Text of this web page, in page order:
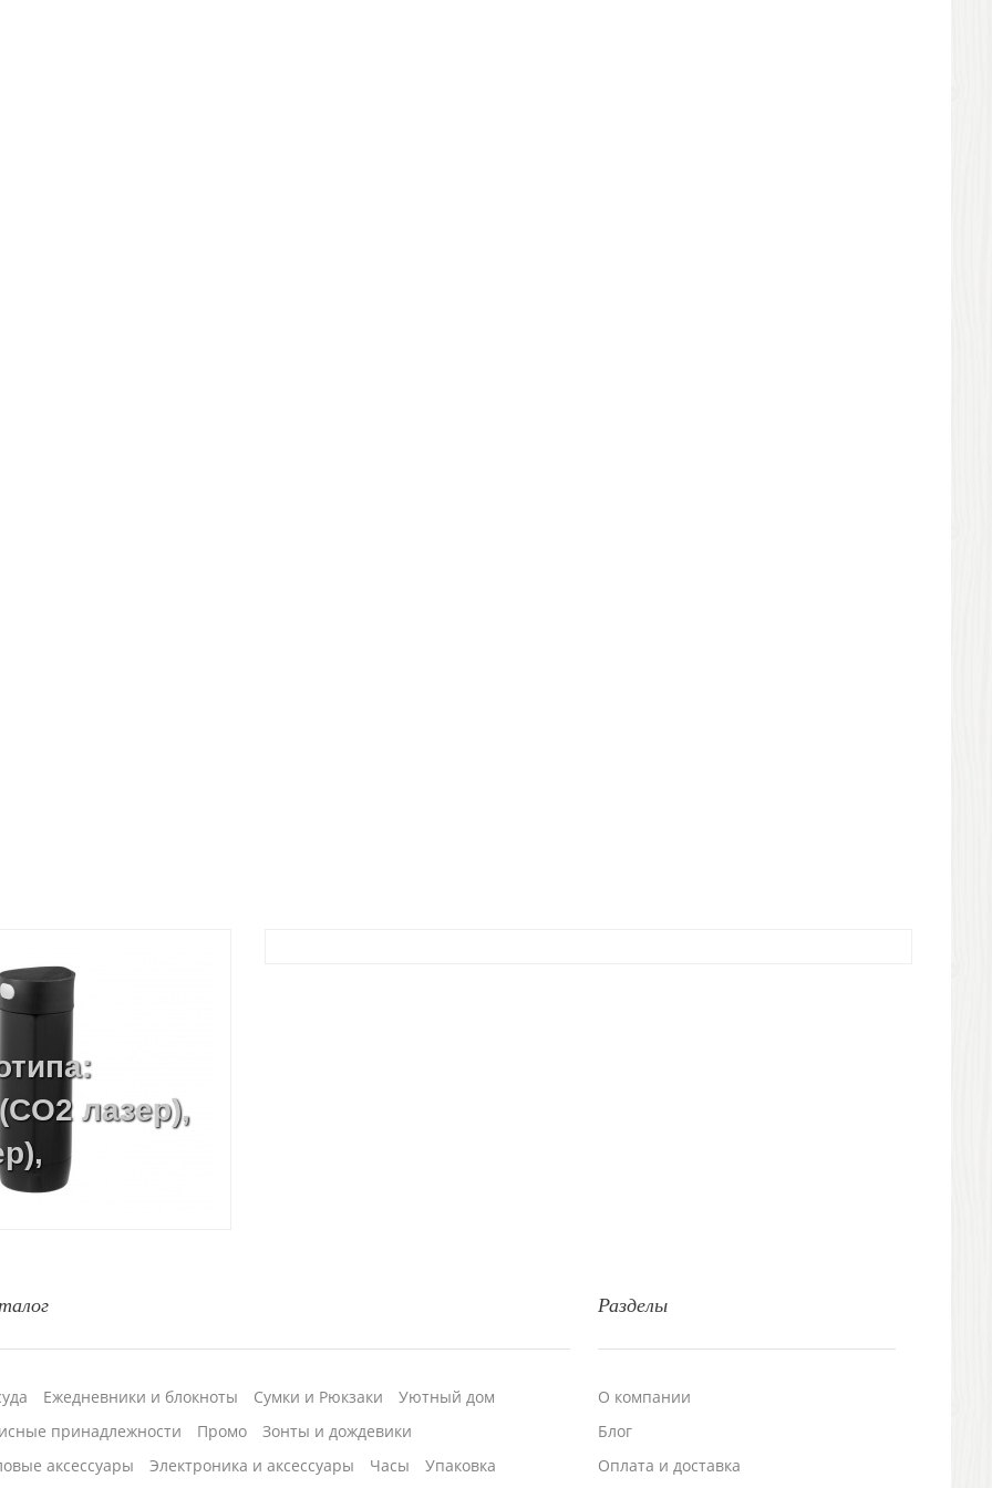
лазер),
Разделы
О компании
Блог
Оплата и доставка
Ежедневники и блокноты Сумки и Рюкзаки
Уютный дом
принадлежности
Промо
Зонты и дождевики
аксессуары
Электроника и аксессуары Часы Упаковка